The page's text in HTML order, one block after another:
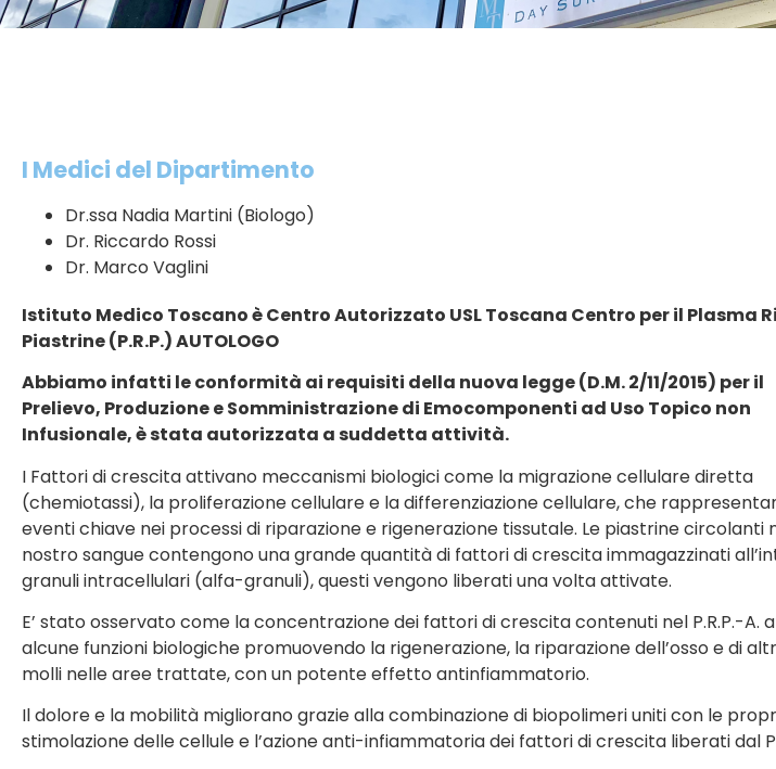
I Medici del Dipartimento
Dr.ssa Nadia Martini (Biologo)
Dr. Riccardo Rossi
Dr. Marco Vaglini
Istituto Medico Toscano è Centro Autorizzato USL Toscana Centro per il Plasma
Piastrine (P.R.P.) AUTOLOGO
Abbiamo infatti le conformità ai requisiti della nuova legge (D.M. 2/11/2015) per il
Prelievo, Produzione e Somministrazione di Emocomponenti ad Uso Topico non
Infusionale, è stata autorizzata a suddetta attività.
I Fattori di crescita attivano meccanismi biologici come la migrazione cellulare diretta
(chemiotassi), la proliferazione cellulare e la differenziazione cellulare, che
eventi chiave nei processi di riparazione e rigenerazione tissutale. Le piastrine circolanti
nostro sangue contengono una grande quantità di fattori di crescita immagazzinati
granuli intracellulari (alfa-granuli), questi vengono liberati una volta attivate.
E’ stato osservato come la concentrazione dei fattori di crescita contenuti nel P.R.P.-A.
alcune funzioni biologiche promuovendo la rigenerazione, la riparazione dell’osso e di
molli nelle aree trattate, con un potente effetto antinfiammatorio.
Il dolore e la mobilità migliorano grazie alla combinazione di biopolimeri uniti con le
stimolazione delle cellule e l’azione anti-infiammatoria dei fattori di crescita liberati dal